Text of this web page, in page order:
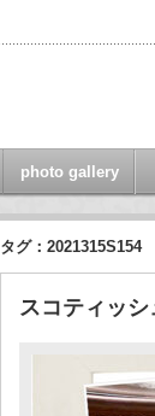
photo gallery
タグ：2021315S154
スコティッ